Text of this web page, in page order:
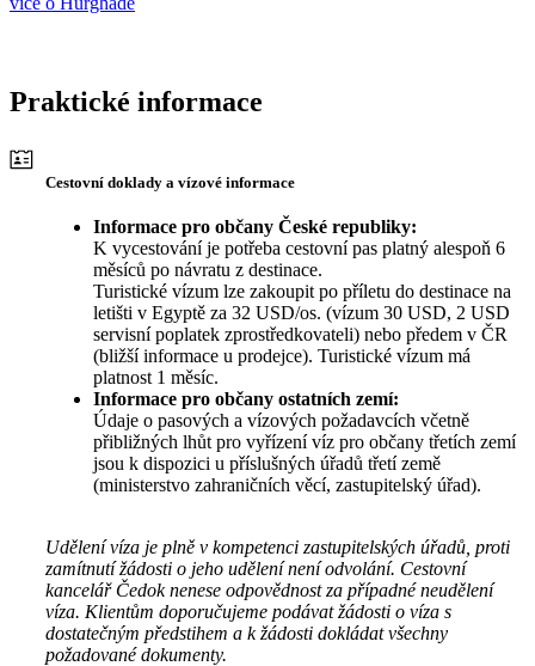
Praktické informace
Cestovní doklady a vízové informace
Informace pro občany České republiky:
K vycestování je potřeba cestovní pas platný alespoň 6
měsíců po návratu z destinace.
Turistické vízum lze zakoupit po příletu do destinace na
letišti v Egyptě za 32 USD/os. (vízum 30 USD, 2 USD
servisní poplatek zprostředkovateli) nebo předem v ČR
(bližší informace u prodejce). Turistické vízum má
platnost 1 měsíc.
Informace pro občany ostatních zemí:
Údaje o pasových a vízových požadavcích včetně
přibližných lhůt pro vyřízení víz pro občany třetích zemí
jsou k dispozici u příslušných úřadů třetí země
(ministerstvo zahraničních věcí, zastupitelský úřad).
Udělení víza je plně v kompetenci zastupitelských úřadů, proti
zamítnutí žádosti o jeho udělení není odvolání. Cestovní
kancelář Čedok nenese odpovědnost za případné neudělení
víza. Klientům doporučujeme podávat žádosti o víza s
dostatečným předstihem a k žádosti dokládat všechny
požadované dokumenty.